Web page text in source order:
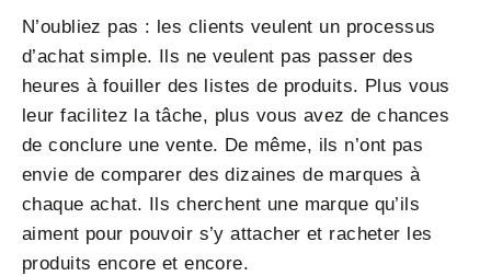
N’oubliez pas : les clients veulent un processus
d’achat simple. Ils ne veulent pas passer des
heures à fouiller des listes de produits. Plus vous
leur facilitez la tâche, plus vous avez de chances
de conclure une vente. De même, ils n’ont pas
envie de comparer des dizaines de marques à
chaque achat. Ils cherchent une marque qu’ils
aiment pour pouvoir s’y attacher et racheter les
produits encore et encore.